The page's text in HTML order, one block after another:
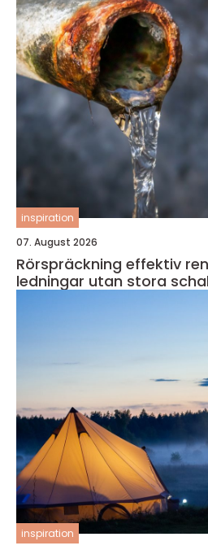
inspiration
07. August 2026
Rörspräckning effektiv renovering av
ledningar utan stora
inspiration